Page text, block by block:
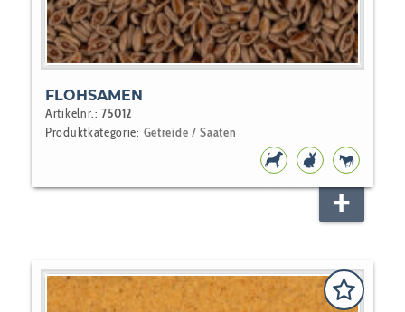
FLOHSAMEN
Artikelnr.:75012
Produktkategorie: Getreide / Saaten
HUNDEFUTTER
NAGERPFERD